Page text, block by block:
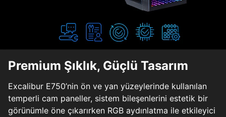
Premium Şıklık, Güçlü Tasarım
Excalibur E750’nin ön ve yan yüzeylerinde kullanılan
temperli cam paneller, sistem bileşenlerini estetik bir
görünümle öne çıkarırken RGB aydınlatma ile etkileyici